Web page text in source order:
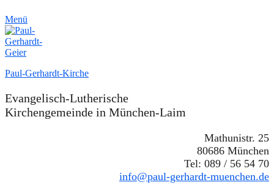
Menü
Paul-Gerhardt-Kirche
Evangelisch-Lutherische
Kirchengemeinde in München-Laim
Mathunistr. 25
80686 München
Tel: 089 / 56 54 70
info@paul-gerhardt-muenchen.de